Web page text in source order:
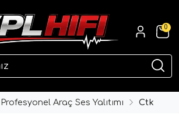
0
Araç Ses Yalıtımı Ctk